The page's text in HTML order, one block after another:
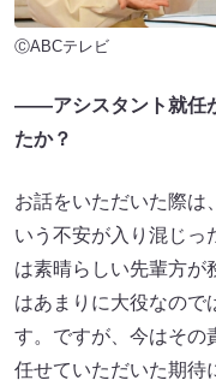
ⒸABCテレビ
――アシスタント就任
たか？
お話をいただいた際
いう不安が入り混じっ
は素晴らしい先輩方が
はあまりに大役なので
す。ですが、今はその
任せていただいた期待